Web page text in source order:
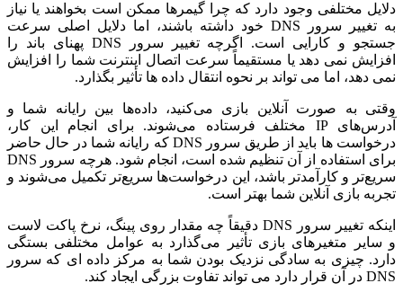
دلایل مختلفی وجود دارد که چرا گیمرها ممکن است بخواهند یا نیاز
به تغییر سرور DNS خود داشته باشند، اما دلایل اصلی سرعت
جستجو و کارایی است. اگرچه تغییر سرور DNS پهنای باند را
افزایش نمی دهد یا مستقیماً سرعت اتصال اینترنت شما را افزایش
نمی دهد، اما می تواند بر نحوه انتقال داده ها تأثیر بگذارد.
وقتی به صورت آنلاین بازی می‌کنید، داده‌ها بین رایانه شما و
آدرس‌های IP مختلف فرستاده می‌شوند. برای انجام این کار،
درخواست ها باید از طریق سرور DNS که رایانه شما در حال حاضر
برای استفاده از آن تنظیم شده است، انجام شود. هرچه سرور DNS
سریع‌تر و کارآمدتر باشد، این درخواست‌ها سریع‌تر تکمیل می‌شوند و
تجربه بازی آنلاین شما بهتر است.
اینکه تغییر سرور DNS دقیقاً چه مقدار روی پینگ، نرخ پاکت لاست
و سایر متغیرهای بازی تأثیر می‌گذارد به عوامل مختلفی بستگی
دارد. چیزی به سادگی نزدیک بودن شما به مرکز داده ای که سرور
DNS در آن قرار دارد می تواند تفاوت بزرگی ایجاد کند.